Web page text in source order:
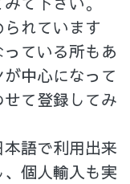
れています
ている所もあ
中心になって
て登録してみ
語で利用出来
個人輸入も実